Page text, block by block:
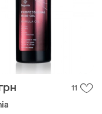
11